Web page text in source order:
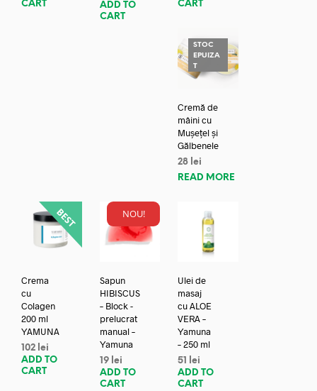
CART
ADD TO
CART
CART
STOC
EPUIZA
T
Cremă de
mâini cu
Mușețel și
Gălbenele
28 lei
READ MORE
Crema
cu
Colagen
200 ml
YAMUNA
102 lei
ADD TO
CART
NOU!
Sapun
HIBISCUS
– Block -
prelucrat
manual –
Yamuna
19 lei
ADD TO
CART
Ulei de
masaj
cu ALOE
VERA –
Yamuna
– 250 ml
51
lei
ADD TO
CART